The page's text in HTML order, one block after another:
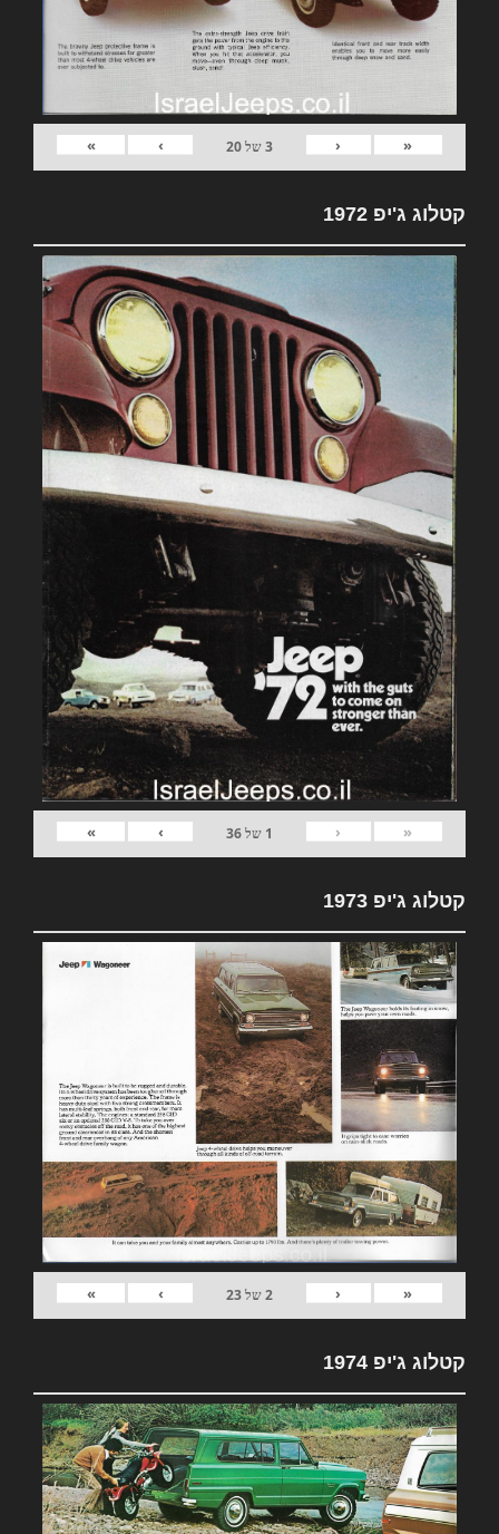
«
‹
3של20
›
»
קטלוג ג'יפ 1972
«
‹
1 של36
›
»
קטלוג ג'יפ 1973
«
‹
2של23
›
»
קטלוג ג'יפ 1974